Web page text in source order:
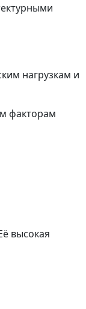
нагрузкам и
факторам
высокая